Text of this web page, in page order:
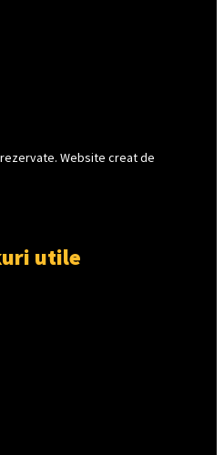
Website creat de
utile